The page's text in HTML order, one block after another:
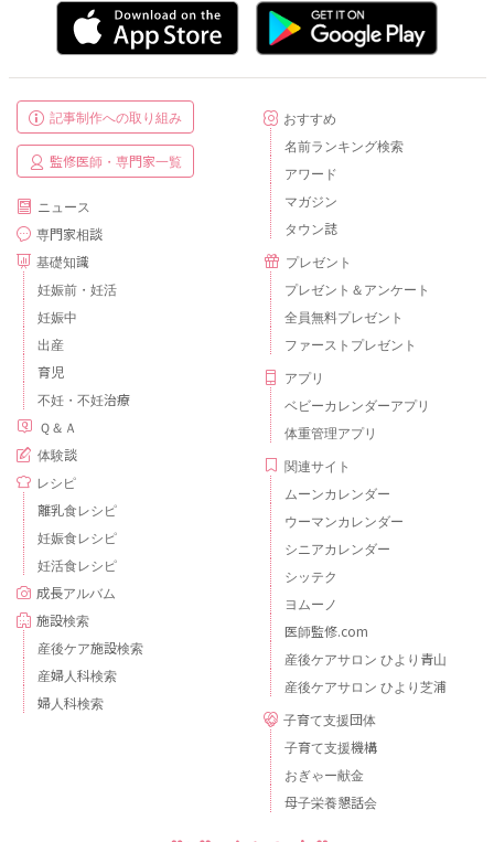
記事制作への取り組み
監修医師・専門家一覧
ニュース
専門家相談
基礎知識
妊娠前・妊活
妊娠中
出産
育児
不妊・不妊治療
Ｑ＆Ａ
体験談
レシピ
離乳食レシピ
妊娠食レシピ
妊活食レシピ
成長アルバム
施設検索
産後ケア施設検索
産婦人科検索
婦人科検索
おすすめ
名前ランキング検索
アワード
マガジン
タウン誌
プレゼント
プレゼント＆アンケート
全員無料プレゼント
ファーストプレゼント
アプリ
ベビーカレンダーアプリ
体重管理アプリ
関連サイト
ムーンカレンダー
ウーマンカレンダー
シニアカレンダー
シッテク
ヨムーノ
医師監修.com
産後ケアサロン ひより青山
産後ケアサロン ひより芝浦
子育て支援団体
子育て支援機構
おぎゃー献金
母子栄養懇話会